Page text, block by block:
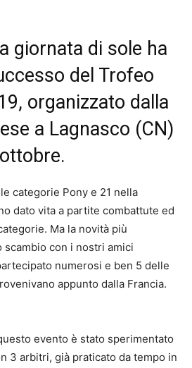
giornata di sole ha
del Trofeo
organizzato dalla
a Lagnasco (CN)
categorie Pony e 21 nella
dato vita a partite combattute ed
Ma la novità più
con i nostri amici
numerosi e ben 5 delle
appunto dalla Francia.
evento è stato sperimentato
3 arbitri, già praticato da tempo in